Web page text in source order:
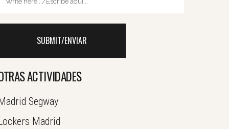
ACTIVIDADES
Segway
Madrid